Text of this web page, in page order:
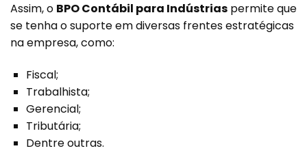
Assim, o BPO Contábil para Indústrias permite que
se tenha o suporte em diversas frentes estratégicas
na empresa, como:
Fiscal;
Trabalhista;
Gerencial;
Tributária;
Dentre outras.